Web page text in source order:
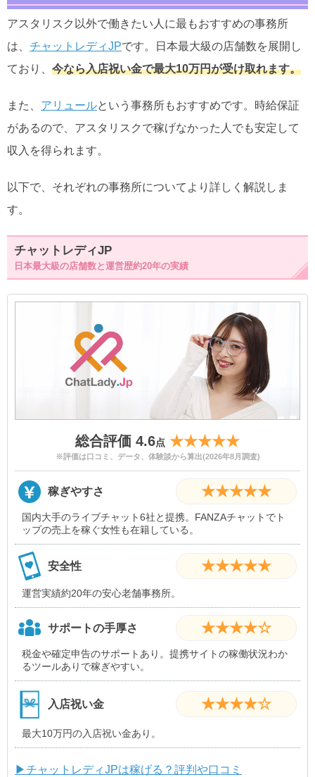
アスタリスク以外で働きたい人に最もおすすめの事務所
は、 チャットレディJPです。日本最大級の店舗数を展開し
ており、 今なら入店祝い金で最大10万円が受け取れます。
また、 アリュールという事務所もおすすめです。時給保証
があるので、アスタリスクで稼げなかった人でも安定して
収入を得られます。
以下で、それぞれの事務所についてより詳しく解説しま
す。
チャットレディJP
日本最大級の店舗数と運営歴約20年の実績
総合評価 4.6点 ★★★★★
※評価は口コミ、データ、体験談から算出(2026年8月調査)
稼ぎやすさ ★★★★★
国内大手のライブチャット6社と提携。FANZAチャットでト
ップの売上を稼ぐ女性も在籍している。
安全性 ★★★★★
運営実績約20年の安心老舗事務所。
サポートの手厚さ ★★★★☆
税金や確定申告のサポートあり。提携サイトの稼働状況わか
るツールありで稼ぎやすい。
入店祝い金 ★★★★☆
最大10万円の入店祝い金あり。
▶チャットレディJPは稼げる？評判や口コミ